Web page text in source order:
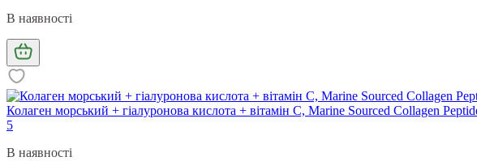
В наявності
Колаген морський + гіалуронова кислота + вітамін C, Marine Sourced Collagen
5
В наявності